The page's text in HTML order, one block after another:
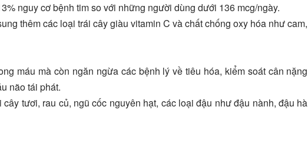
nguy cơ bệnh tim so với những người dùng dưới 136 mcg/ngày.
thêm các loại trái cây giàu vitamin C và chất chống oxy hóa như cam,
máu mà còn ngăn ngừa các bệnh lý về tiêu hóa, kiểm soát cân nặng
não tái phát.
tươi, rau củ, ngũ cốc nguyên hạt, các loại đậu như đậu nành, đậu hà